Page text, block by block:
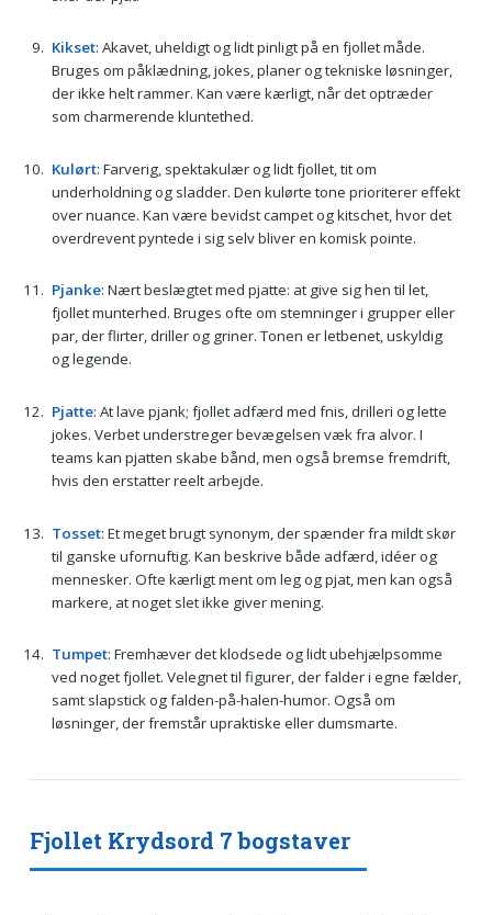
Kikset: Akavet, uheldigt og lidt pinligt på en fjollet måde.
Bruges om påklædning, jokes, planer og tekniske løsninger,
der ikke helt rammer. Kan være kærligt, når det optræder
som charmerende kluntethed.
Kulørt: Farverig, spektakulær og lidt fjollet, tit om
underholdning og sladder. Den kulørte tone prioriterer effekt
over nuance. Kan være bevidst campet og kitschet, hvor det
overdrevent pyntede i sig selv bliver en komisk pointe.
Pjanke: Nært beslægtet med pjatte: at give sig hen til let,
fjollet munterhed. Bruges ofte om stemninger i grupper eller
par, der flirter, driller og griner. Tonen er letbenet, uskyldig
og legende.
Pjatte: At lave pjank; fjollet adfærd med fnis, drilleri og lette
jokes. Verbet understreger bevægelsen væk fra alvor. I
teams kan pjatten skabe bånd, men også bremse fremdrift,
hvis den erstatter reelt arbejde.
Tosset: Et meget brugt synonym, der spænder fra mildt skør
til ganske ufornuftig. Kan beskrive både adfærd, idéer og
mennesker. Ofte kærligt ment om leg og pjat, men kan også
markere, at noget slet ikke giver mening.
Tumpet: Fremhæver det klodsede og lidt ubehjælpsomme
ved noget fjollet. Velegnet til figurer, der falder i egne fælder,
samt slapstick og falden-på-halen-humor. Også om
løsninger, der fremstår upraktiske eller dumsmarte.
Fjollet Krydsord 7 bogstaver